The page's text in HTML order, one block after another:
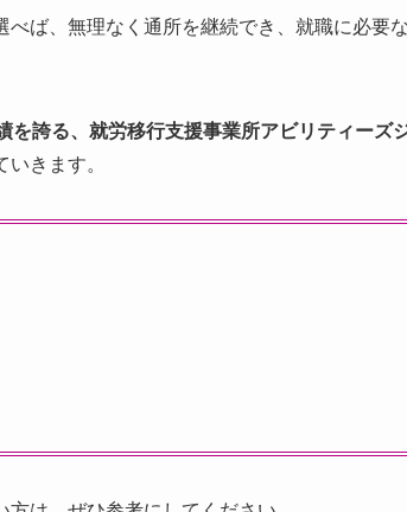
ば、無理なく通所を継続でき、就職に必要
を誇る、就労移行支援事業所アビリティーズ
きます。